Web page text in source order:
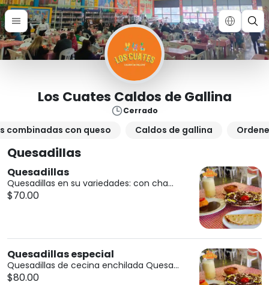
Los Cuates Caldos de Gallina
Cerrado
combinadas con queso Caldos de gallina
Quesadillas
Quesadillas
Quesadillas en su variedades: con cha...
$70.00
Quesadillas especial
Quesadillas de cecina enchilada Quesa...
$80.00